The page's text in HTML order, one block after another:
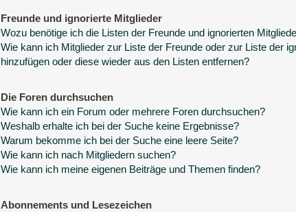
Freunde und ignorierte Mitglieder
Wozu benötige ich die Listen der Freunde und ignorierten
Wie kann ich Mitglieder zur Liste der Freunde oder zur Liste der
hinzufügen oder diese wieder aus den Listen entfernen?
Die Foren durchsuchen
Wie kann ich ein Forum oder mehrere Foren durchsuchen?
Weshalb erhalte ich bei der Suche keine Ergebnisse?
Warum bekomme ich bei der Suche eine leere Seite?
Wie kann ich nach Mitgliedern suchen?
Wie kann ich meine eigenen Beiträge und Themen finden?
Abonnements und Lesezeichen